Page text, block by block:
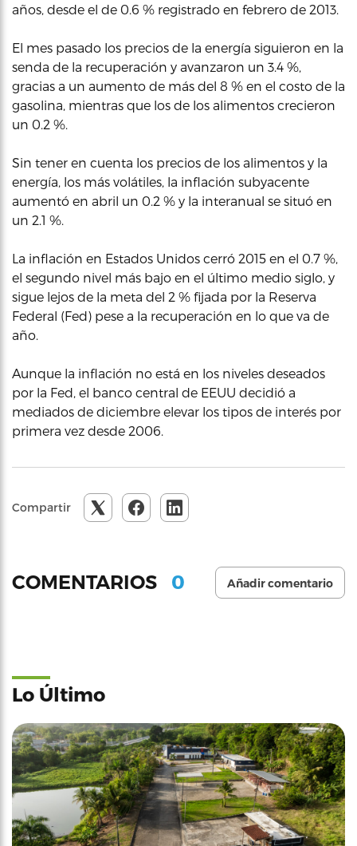
años, desde el de 0.6 % registrado en febrero de 2013.
El mes pasado los precios de la energía siguieron en la
senda de la recuperación y avanzaron un 3.4 %,
gracias a un aumento de más del 8 % en el costo de la
gasolina, mientras que los de los alimentos crecieron
un 0.2 %.
Sin tener en cuenta los precios de los alimentos y la
energía, los más volátiles, la inflación subyacente
aumentó en abril un 0.2 % y la interanual se situó en
un 2.1 %.
La inflación en Estados Unidos cerró 2015 en el 0.7 %,
el segundo nivel más bajo en el último medio siglo, y
sigue lejos de la meta del 2 % fijada por la Reserva
Federal (Fed) pese a la recuperación en lo que va de
año.
Aunque la inflación no está en los niveles deseados
por la Fed, el banco central de EEUU decidió a
mediados de diciembre elevar los tipos de interés por
primera vez desde 2006.
Compartir
COMENTARIOS 0 Añadir comentario
Lo Último